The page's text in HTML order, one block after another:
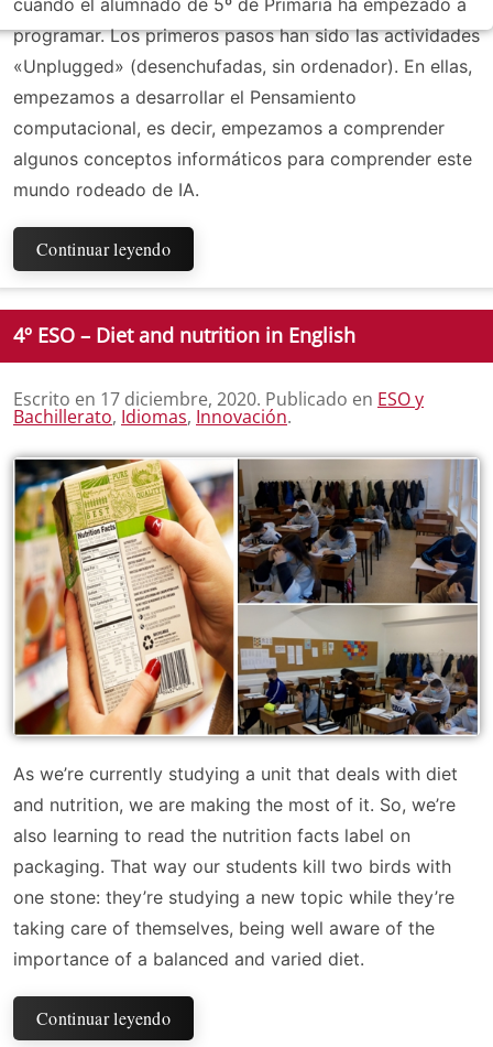
cuando el alumnado de 5º de Primaria ha empezado a
programar. Los primeros pasos han sido las actividades
«Unplugged» (desenchufadas, sin ordenador). En ellas,
empezamos a desarrollar el Pensamiento
computacional, es decir, empezamos a comprender
algunos conceptos informáticos para comprender este
mundo rodeado de IA.
Continuar leyendo
4º ESO – Diet and nutrition in English
Escrito en 17 diciembre, 2020. Publicado en ESO y
Bachillerato, Idiomas, Innovación.
As we’re currently studying a unit that deals with diet
and nutrition, we are making the most of it. So, we’re
also learning to read the nutrition facts label on
packaging. That way our students kill two birds with
one stone: they’re studying a new topic while they’re
taking care of themselves, being well aware of the
importance of a balanced and varied diet.
Continuar leyendo